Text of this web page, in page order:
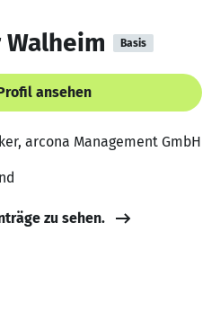
Walheim Basis
ansehen
arcona Management GmbH
zu sehen.